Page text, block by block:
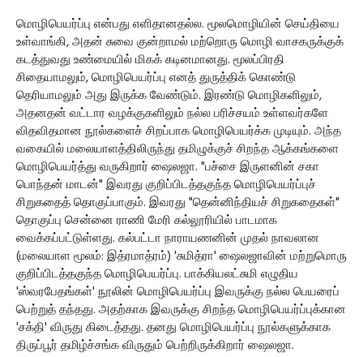
மொழிபெயர்ப்பு என்பது எளிதானதல்ல. மூலமொழியின் செய்தியை
உள்வாங்கி, அதன் சுவை குன்றாமல் மற்றொரு மொழி வாசகருக்குக்
கடத்துவது உண்மையில் மிகக் கடினமானது. மூலப்பிரதி
சிதையாமலும், மொழிபெயர்ப்பு எனத் துருத்திக் கொண்டு
தெரியாமலும் அது இருக்க வேண்டும். இரண்டு மொழிகளிலும்,
அதனதன் வட்டார வழக்குகளிலும் நல்ல பரிச்சயம் உள்ளவர்களே
விதவிதமான நூல்களைச் சிறப்பாக மொழிபெயர்க்க முடியும். அந்த
வகையில் மலையாளத்திலிருந்து தமிழுக்குச் சிறந்த ஆக்கங்களை
மொழிபெயர்த்து வருகிறார் ஷைலஜா. "பச்சை இருளனின் சகா
பொந்தன் மாடன்" இவரது குறிப்பிடத்தகுந்த மொழிபெயர்ப்புச்
சிறுகதைத் தொகுப்பாகும். இவரது "தென்னிந்தியச் சிறுகதைகள்"
தொகுப்பு சென்னை ராணி மேரி கல்லூரியில் பாடமாக
வைக்கப்பட்டுள்ளது. கல்பட்டா நாராயணனின் முதல் நாவலான
(மலையாள மூலம்: இத்ரமாத்ரம்) 'சுமித்ரா' ஷைலஜாவின் மற்றுமொரு
குறிப்பிடத்தகுந்த மொழிபெயர்ப்பு. பாக்கியலட்சுமி எழுதிய
'ஸ்வரபேதங்கள்' நூலின் மொழிபெயர்ப்பு இவருக்கு நல்ல பெயரைப்
பெற்றுத் தந்தது. அதற்காக இவருக்கு சிறந்த மொழிபெயர்ப்புக்கான
'சக்தி' விருது கிடைத்தது. தனது மொழிபெயர்ப்பு நூல்களுக்காக
திருப்பூர் தமிழ்ச்சங்க விருதும் பெற்றிருக்கிறார் ஷைலஜா.